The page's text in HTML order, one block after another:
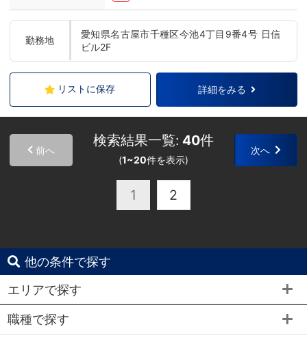
勤務地
愛知県名古屋市千種区今池4丁目9番4号 日信
ビル2F
リストに保存 詳細をみる
前へ
検索結果一覧: 40件
(1~20件を表示)
次へ
1 2
他の条件で探す
エリアで探す
職種で探す